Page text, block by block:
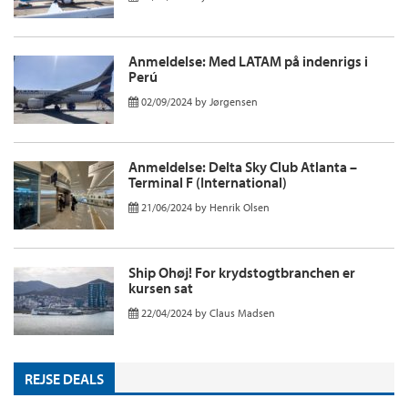
Anmeldelse: Med LATAM på indenrigs i
Perú
02/09/2024 by Jørgensen
Anmeldelse: Delta Sky Club Atlanta –
Terminal F (International)
21/06/2024 by Henrik Olsen
Ship Ohøj! For krydstogtbranchen er
kursen sat
22/04/2024 by Claus Madsen
REJSE DEALS